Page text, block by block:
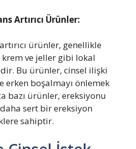
Artırıcı Ürünler:
ürünler, genellikle
ve jeller gibi lokal
Bu ürünler, cinsel ilişki
erken boşalmayı önlemek
bazı ürünler, ereksiyonu
sert bir ereksiyon
sahiptir.